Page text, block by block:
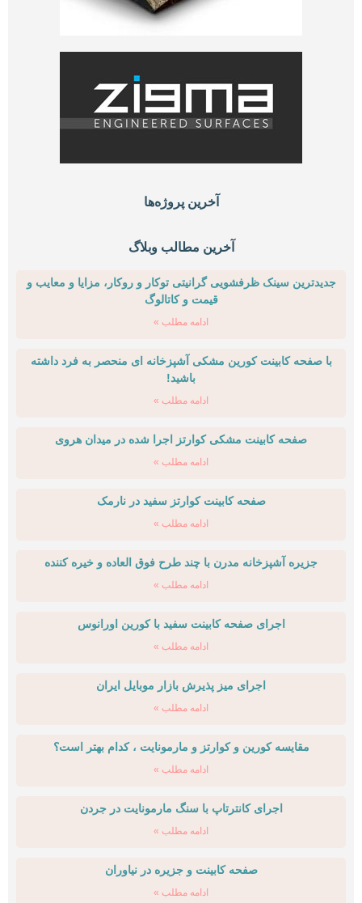
آخرین پروژه‌ها
آخرین مطالب وبلاگ
جدیدترین سینک ظرفشویی گرانیتی توکار و روکار، مزایا و معایب و
قیمت و کاتالوگ
ادامه مطلب »
با صفحه کابینت کورین مشکی آشپزخانه ای منحصر به فرد داشته
باشید!
ادامه مطلب »
صفحه کابینت مشکی کوارتز اجرا شده در میدان هروی
ادامه مطلب »
صفحه کابینت کوارتز سفید در نارمک
ادامه مطلب »
جزیره آشپزخانه مدرن با چند طرح فوق العاده و خیره کننده
ادامه مطلب »
اجرای صفحه کابینت سفید با کورین اورانوس
ادامه مطلب »
اجرای میز پذیرش بازار موبایل ایران
ادامه مطلب »
مقایسه کورین و کوارتز و مارمونایت ، کدام بهتر است؟
ادامه مطلب »
اجرای کانترتاپ با سنگ مارمونایت در جردن
ادامه مطلب »
صفحه کابینت و جزیره در نیاوران
ادامه مطلب »